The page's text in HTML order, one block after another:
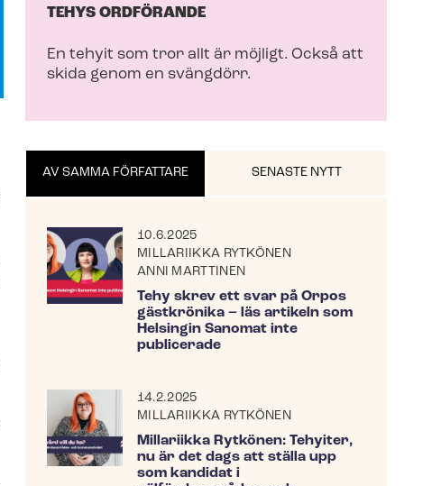
TEHYS ORDFÖRANDE
En tehyit som tror allt är möjligt. Också att
skida genom en svängdörr.
AV SAMMA FÖRFATTARE SENASTE NYTT
10.6.2025
MILLARIIKKA RYTKÖNEN
ANNI MARTTINEN
Tehy skrev ett svar på Orpos
gästkrönika – läs artikeln som
Helsingin Sanomat inte
publicerade
14.2.2025
MILLARIIKKA RYTKÖNEN
Millariikka Rytkönen: Tehyiter,
nu är det dags att ställa upp
som kandidat i